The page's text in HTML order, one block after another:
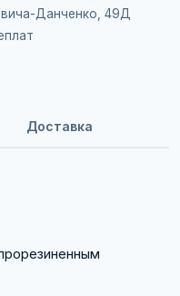
Данченко, 49Д
Доставка